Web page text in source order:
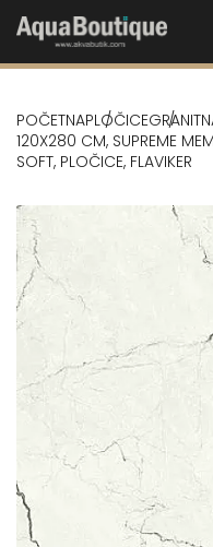
POČETNAPLOČICE
120X280 CM, SUPREME
SOFT, PLOČICE, FLAVIKER